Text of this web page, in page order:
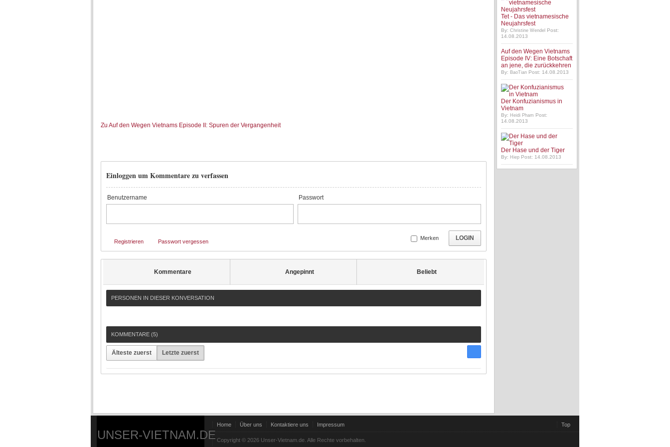
Zu Auf den Wegen Vietnams Episode II: Spuren der Vergangenheit
Einloggen um Kommentare zu verfassen
Benutzername Passwort
LOGIN
Merken
Registrieren Passwort vergessen
Kommentare Angepinnt Beliebt
PERSONEN IN DIESER KONVERSATION
KOMMENTARE (5)
Älteste zuerst Letzte zuerst
Tet - Das vietnamesische
Neujahrsfest
By:Christine Wendel Post:
14.08.2013
Auf den Wegen Vietnams
Episode IV: Eine Botschaft
an jene, die zurückkehren
By:BaoTian Post: 14.08.2013
Der Konfuzianismus in
Vietnam
By:Heidi Pham Post:
14.08.2013
Der Hase und der Tiger
By:Hiep Post: 14.08.2013
UNSER-VIETNAM.DE
Home Über uns Kontaktiere uns Impressum Top
Copyright © 2026 Unser-Vietnam.de. Alle Rechte vorbehalten.